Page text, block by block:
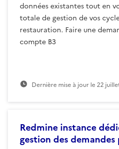
données existantes tout en
totale de gestion de vos
restauration. Faire une
compte B3
Dernière mise à jour le22
Redmine instance
gestion des